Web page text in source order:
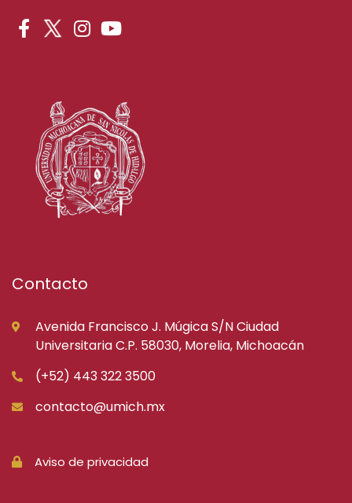
Contacto
Avenida Francisco J. Múgica S/N Ciudad
Universitaria C.P. 58030, Morelia, Michoacán
(+52) 443 322 3500
contacto@umich.mx
Aviso de privacidad